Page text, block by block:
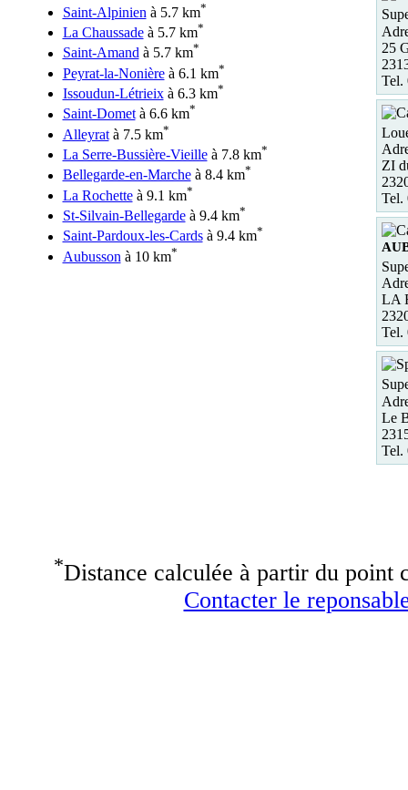
Saint-Alpinien à 5.7 km*
La Chaussadeà 5.7 km*
Saint-Amandà 5.7 km*
Peyrat-la-Nonièreà 6.1 km*
Issoudun-Létrieixà 6.3 km*
Saint-Dometà 6.6 km*
Alleyratà 7.5 km*
La Serre-Bussière-Vieilleà 7.8 km*
Bellegarde-en-Marcheà 8.4 km*
La Rochetteà 9.1 km*
St-Silvain-Bellegardeà 9.4 km*
Saint-Pardoux-les-Cardsà 9.4 km*
Aubusson à 10 km*
25
Tel.
ZI
Tel.
LA
Tel.
Le
Tel.
*Distance calculée à partir du point
Contacter le